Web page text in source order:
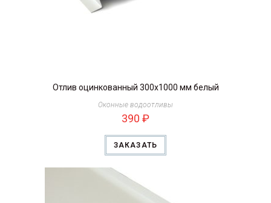
Отлив оцинкованный 300х1000 мм белый
Оконные водоотливы
390 ₽
ЗАКАЗАТЬ